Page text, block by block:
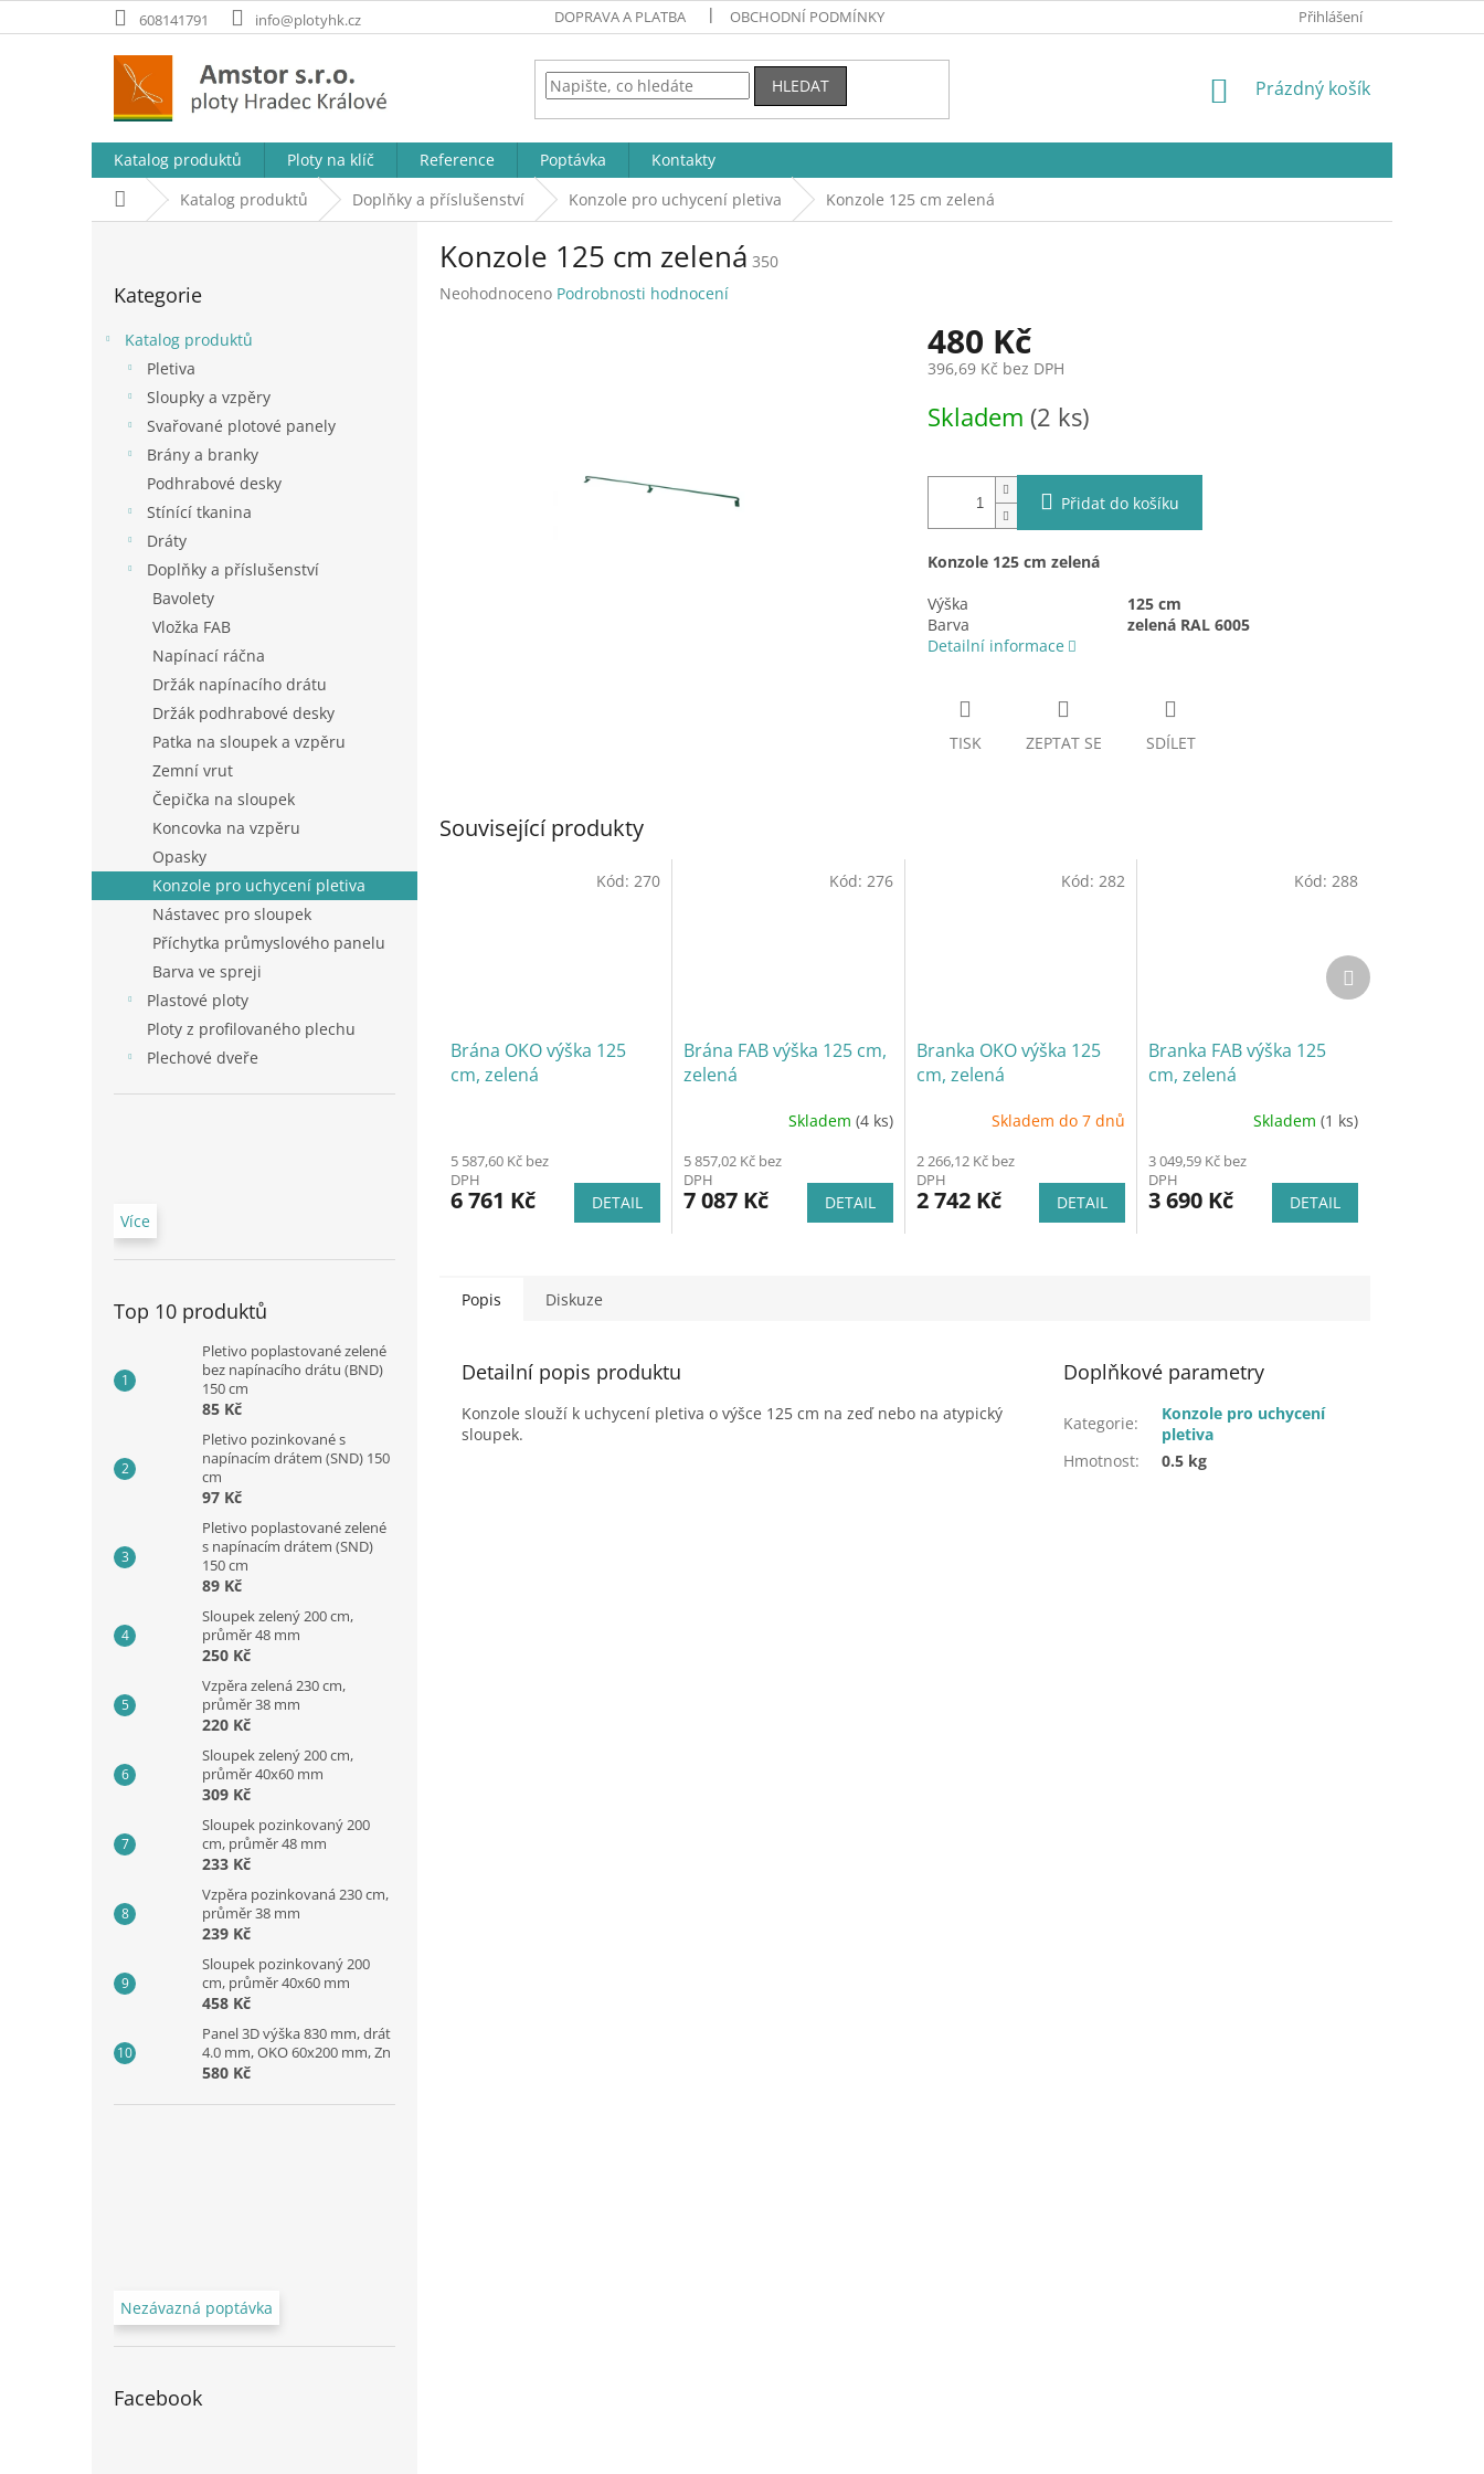
na
608141791 info@plotyhk.cz DOPRAVA A PLATBA OBCHODNÍ PODMÍNKY Přihlášení
HLEDAT
NÁKUPNÍ
Prázdný košík
Katalog produktů Ploty na klíč Reference Poptávka
Kontakty
Domů Katalog produktů Doplňky a příslušenství Konzole pro uchycení pletiva Konzole 125 cm zelená
kategorie
Kategorie
Katalog produktů
Pletiva
Sloupky a vzpěry
Svařované plotové panely
Brány a branky
Podhrabové desky
Stínící tkanina
Dráty
Doplňky a příslušenství
Bavolety
Vložka FAB
Napínací ráčna
Držák napínacího drátu
Držák podhrabové desky
Patka na sloupek a vzpěru
Zemní vrut
Čepička na sloupek
Koncovka na vzpěru
Opasky
Konzole pro uchycení pletiva
Nástavec pro sloupek
Příchytka průmyslového panelu
Barva ve spreji
Plastové ploty
Ploty z profilovaného plechu
Plechové dveře
Více
Top 10 produktů
Pletivo poplastované zelené
bez napínacího drátu (BND)
150 cm
85 Kč
Pletivo pozinkované s
napínacím drátem (SND) 150
cm
97 Kč
Pletivo poplastované zelené
s napínacím drátem (SND)
150 cm
89 Kč
Sloupek zelený 200 cm,
průměr 48 mm
250 Kč
Vzpěra zelená 230 cm,
průměr 38 mm
220 Kč
Sloupek zelený 200 cm,
průměr 40x60 mm
309 Kč
Sloupek pozinkovaný 200
cm, průměr 48 mm
233 Kč
Vzpěra pozinkovaná 230 cm,
průměr 38 mm
239 Kč
Sloupek pozinkovaný 200
cm, průměr 40x60 mm
458 Kč
Panel 3D výška 830 mm, drát
4.0 mm, OKO 60x200 mm, Zn
580 Kč
Nezávazná poptávka
Facebook
Konzole 125 cm zelená 350
Průměrné
Neohodnoceno Podrobnosti hodnocení
480 Kč
396,69 Kč bez DPH
cena:
Skladem (2 ks)
Přidat do košíku
Konzole 125 cm zelená
Výška
125 cm
Barva
zelená RAL 6005
Detailní informace
TISK ZEPTAT SE SDÍLET
Související produkty
Brána OKO výška 125
cm, zelená
5 587,60 Kč bez
DPH
6 761 Kč DETAIL
Kód: 270
Brána FAB výška 125 cm,
zelená
Skladem (4 ks)
5 857,02 Kč bez
DPH
7 087 Kč DETAIL
Kód: 276
Branka OKO výška 125
cm, zelená
Skladem do 7 dnů
2 266,12 Kč bez
DPH
2 742 Kč DETAIL
Kód: 282
Branka FAB výška 125
cm, zelená
Skladem (1 ks)
3 049,59 Kč bez
DPH
3 690 Kč DETAIL
Kód: 288
Další
produkt
Popis Diskuze
Detailní popis produktu
Konzole slouží k uchycení pletiva o výšce 125 cm na zeď nebo na atypický
sloupek.
Doplňkové parametry
Kategorie:
Konzole pro uchycení
pletiva
Hmotnost: 0.5 kg